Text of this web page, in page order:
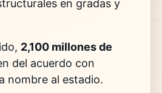
en gradas y
2,100 millones de
del acuerdo con
nombre al estadio.